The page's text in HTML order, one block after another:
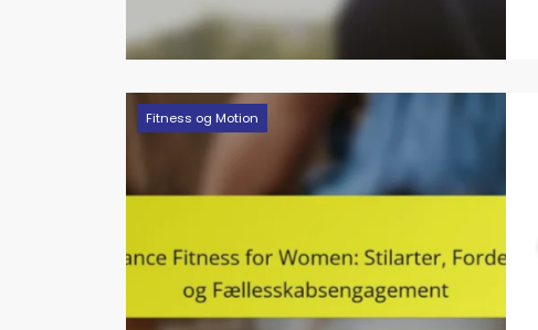
Fitness og Motion